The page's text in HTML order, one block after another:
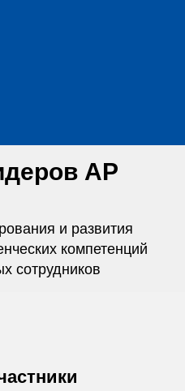
AР
и развития
компетенций
сотрудников